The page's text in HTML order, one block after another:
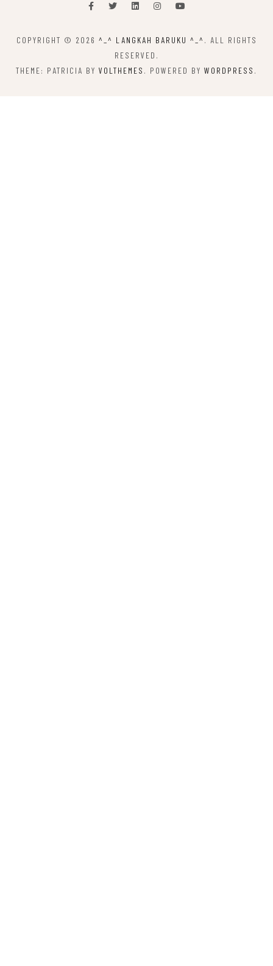
COPYRIGHT © 2026 ^_^ LANGKAH BARUKU ^_^ . ALL RIGHTS
RESERVED.
THEME: PATRICIA BY VOLTHEMES . POWERED BY WORDPRESS .